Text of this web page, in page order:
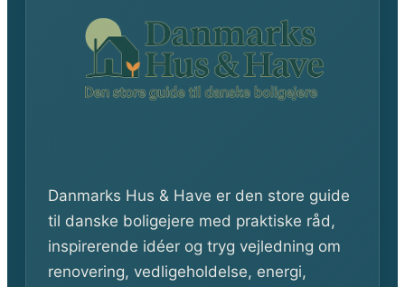
Danmarks Hus & Have er den store guide
til danske boligejere med praktiske råd,
inspirerende idéer og tryg vejledning om
renovering, vedligeholdelse, energi,